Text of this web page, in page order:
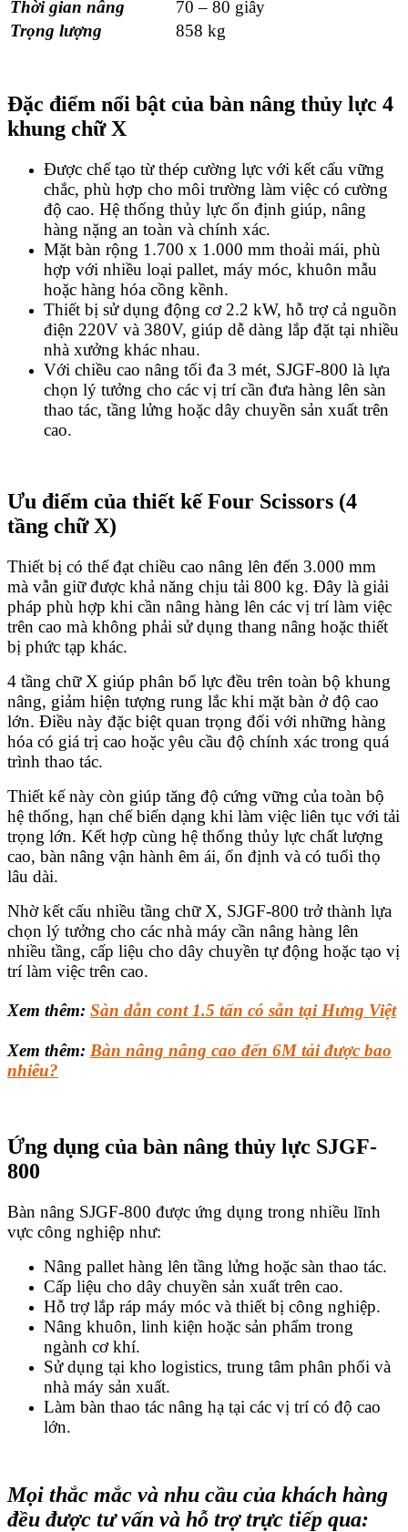
Thời gian nâng
70 – 80 giây
Trọng lượng
858 kg
Đặc điểm nổi bật của bàn nâng thủy lực 4
khung chữ X
Được chế tạo từ thép cường lực với kết cấu vững
chắc, phù hợp cho môi trường làm việc có cường
độ cao. Hệ thống thủy lực ổn định giúp, nâng
hàng nặng an toàn và chính xác.
Mặt bàn rộng 1.700 x 1.000 mm thoải mái, phù
hợp với nhiều loại pallet, máy móc, khuôn mẫu
hoặc hàng hóa cồng kềnh.
Thiết bị sử dụng động cơ 2.2 kW, hỗ trợ cả nguồn
điện 220V và 380V, giúp dễ dàng lắp đặt tại nhiều
nhà xưởng khác nhau.
Với chiều cao nâng tối đa 3 mét, SJGF-800 là lựa
chọn lý tưởng cho các vị trí cần đưa hàng lên sàn
thao tác, tầng lửng hoặc dây chuyền sản xuất trên
cao.
Ưu điểm của thiết kế Four Scissors (4
tầng chữ X)
Thiết bị có thể đạt chiều cao nâng lên đến 3.000 mm
mà vẫn giữ được khả năng chịu tải 800 kg. Đây là giải
pháp phù hợp khi cần nâng hàng lên các vị trí làm việc
trên cao mà không phải sử dụng thang nâng hoặc thiết
bị phức tạp khác.
4 tầng chữ X giúp phân bổ lực đều trên toàn bộ khung
nâng, giảm hiện tượng rung lắc khi mặt bàn ở độ cao
lớn. Điều này đặc biệt quan trọng đối với những hàng
hóa có giá trị cao hoặc yêu cầu độ chính xác trong quá
trình thao tác.
Thiết kế này còn giúp tăng độ cứng vững của toàn bộ
hệ thống, hạn chế biến dạng khi làm việc liên tục với tải
trọng lớn. Kết hợp cùng hệ thống thủy lực chất lượng
cao, bàn nâng vận hành êm ái, ổn định và có tuổi thọ
lâu dài.
Nhờ kết cấu nhiều tầng chữ X, SJGF-800 trở thành lựa
chọn lý tưởng cho các nhà máy cần nâng hàng lên
nhiều tầng, cấp liệu cho dây chuyền tự động hoặc tạo vị
trí làm việc trên cao.
Xem thêm: Sàn dẫn cont 1.5 tấn có sẵn tại Hưng Việt
Xem thêm: Bàn nâng nâng cao đến 6M tải được bao
nhiêu?
Ứng dụng của bàn nâng thủy lực SJGF-
800
Bàn nâng SJGF-800 được ứng dụng trong nhiều lĩnh
vực công nghiệp như:
Nâng pallet hàng lên tầng lửng hoặc sàn thao tác.
Cấp liệu cho dây chuyền sản xuất trên cao.
Hỗ trợ lắp ráp máy móc và thiết bị công nghiệp.
Nâng khuôn, linh kiện hoặc sản phẩm trong
ngành cơ khí.
Sử dụng tại kho logistics, trung tâm phân phối và
nhà máy sản xuất.
Làm bàn thao tác nâng hạ tại các vị trí có độ cao
lớn.
Mọi thắc mắc và nhu cầu của khách hàng
đều được tư vấn và hỗ trợ trực tiếp qua: